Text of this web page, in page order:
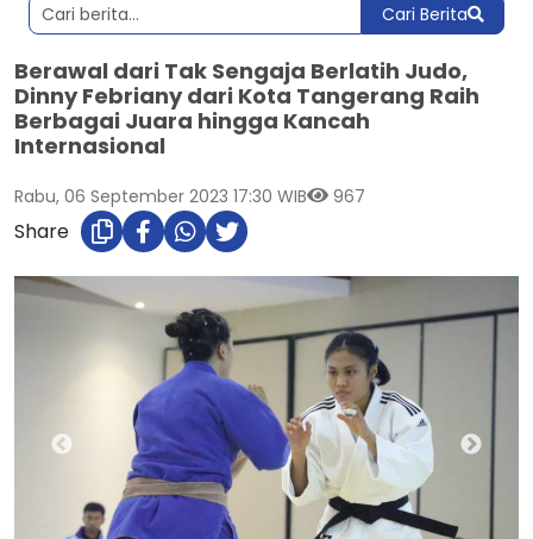
Cari Berita
Berawal dari Tak Sengaja Berlatih Judo,
Dinny Febriany dari Kota Tangerang Raih
Berbagai Juara hingga Kancah
Internasional
Rabu, 06 September 2023 17:30 WIB 967
Share